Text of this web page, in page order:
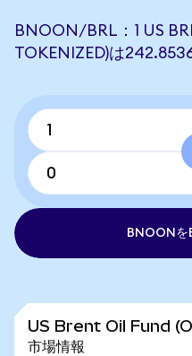
BNOON/BRL：1 US
TOKENIZED)は
BNOONを
US Brent Oil Fund
市場情報